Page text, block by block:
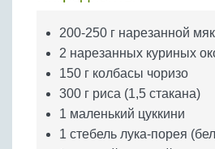
Яйца
Крупы
200-250 г нарезанной
2 нарезанных куриных
150 г колбасы чоризо
300 г риса (1,5 стакана)
1 маленький цуккини
1 стебель лука-порея